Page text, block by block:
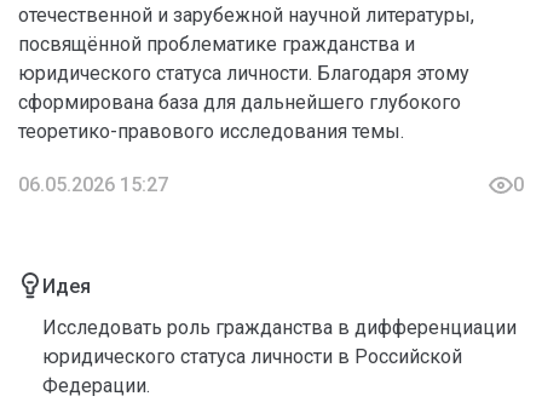
отечественной и зарубежной научной литературы,
посвящённой проблематике гражданства и
юридического статуса личности. Благодаря этому
сформирована база для дальнейшего глубокого
теоретико-правового исследования темы.
06.05.2026 15:27 0
Идея
Исследовать роль гражданства в дифференциации
юридического статуса личности в Российской
Федерации.